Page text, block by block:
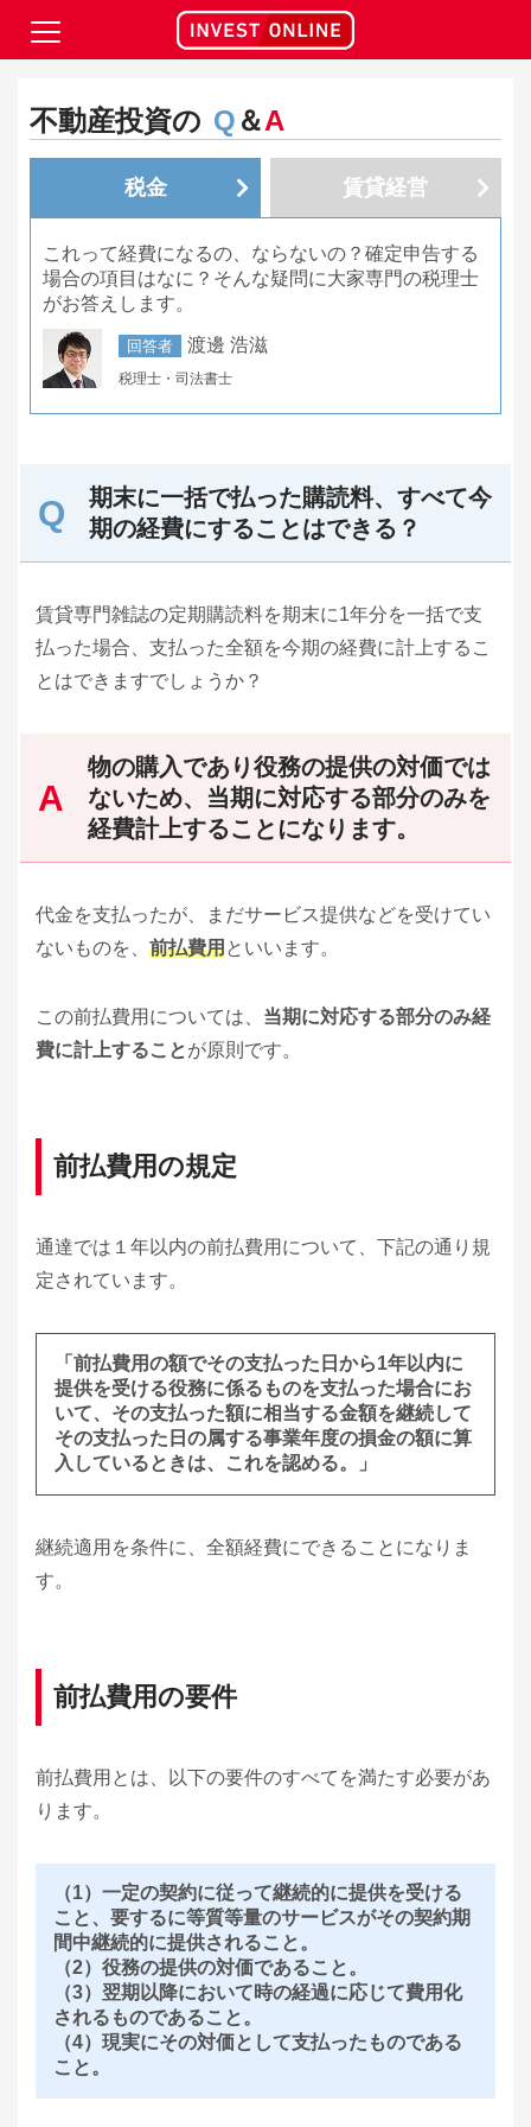
不動産投資の Q ＆A
税金 賃貸経営
これって経費になるの、ならないの？確定申告する
場合の項目はなに？そんな疑問に大家専門の税理士
がお答えします。
回答者 渡邊 浩滋
税理士・司法書士
期末に一括で払った購読料、すべて今
期の経費にすることはできる？
賃貸専門雑誌の定期購読料を期末に1年分を一括で支
払った場合、支払った全額を今期の経費に計上するこ
とはできますでしょうか？
物の購入であり役務の提供の対価では
ないため、当期に対応する部分のみを
経費計上することになります。
代金を支払ったが、まだサービス提供などを受けてい
ないものを、 前払費用といいます。
この前払費用については、 当期に対応する部分のみ経
費に計上することが原則です。
前払費用の規定
通達では１年以内の前払費用について、下記の通り規
定されています。
「前払費用の額でその支払った日から1年以内に
提供を受ける役務に係るものを支払った場合にお
いて、その支払った額に相当する金額を継続して
その支払った日の属する事業年度の損金の額に算
入しているときは、これを認める。」
継続適用を条件に、全額経費にできることになりま
す。
前払費用の要件
前払費用とは、以下の要件のすべてを満たす必要があ
ります。
（1）一定の契約に従って継続的に提供を受ける
こと、要するに等質等量のサービスがその契約期
間中継続的に提供されること。
（2）役務の提供の対価であること。
（3）翌期以降において時の経過に応じて費用化
されるものであること。
（4）現実にその対価として支払ったものである
こと。